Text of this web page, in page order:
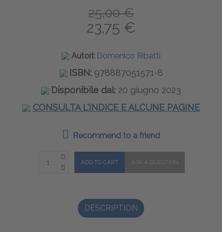
25,00 €
23,75 €
Autori: Domenico Ribatti
ISBN: 978887051571-8
Disponibile dal: 20 giugno 2023
CONSULTA L'INDICE E ALCUNE PAGINE
Recommend to a friend
DESCRIPTION